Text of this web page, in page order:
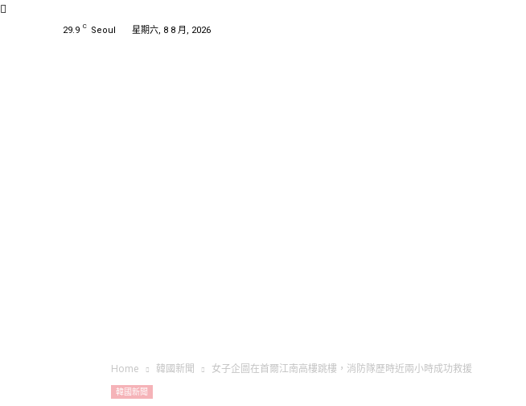
29.9 C Seoul 星期六, 8 8 月, 2026
Home 韓國新聞 女子企圖在首爾江南高樓跳樓，消防隊歷時近兩小時成功救援
韓國新聞